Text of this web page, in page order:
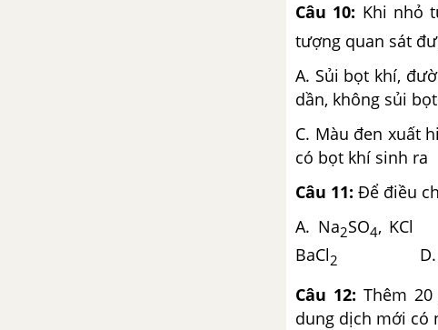
Câu 10: Khi nhỏ
tượng quan sát
A. Sủi bọt khí,
dần,
C. Màu đen xuất
có bọt khí sinh ra
Câu 11: Để điều
A. Na2SO4,
BaCl2 D.
Câu 12: Thêm
dung dịch mới có